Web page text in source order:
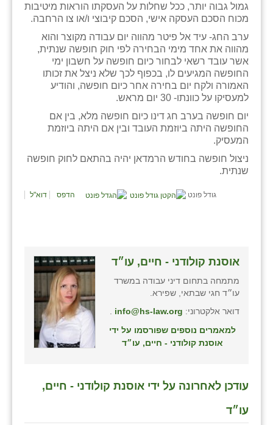
גמול גבוה יותר, ככל שחלות על העסקתו הוראות מיטיבות
מכוח הסכם העסקה אישי, הסכם קיבוצי ו/או צו הרחבה.
ערב החג- עיד אל פיטר מהווה יום עבודה מקוצר והוא
מהווה את אחד מימי הבחירה לפי חוק חופשה שנתית,
אשר עובד רשאי לבחור כיום חופשה על חשבון ימי
החופשה המגיעים לו, בכפוף לכך שלא ניצל את זכותו
האמורה ולקח יום בחירה אחר כיום חופשה, והודיע
למעסיקו על כוונתו- 30 יום מראש.
יום חופשה בערב חג דינו כיום חופשה מלא, בין אם
החופשה היתה ביוזמת העובד ובין אם היתה ביוזמת
המעסיק.
ניצול חופשה בחודש הרמדאן יהיה בהתאם לחוק חופשה
שנתית.
גודל פונט הדפס דוא"ל
אוסנת קולודני - חיים, עו״ד
מתמחה בתחום דיני עבודה במשרד
עו״ד חגי שבתאי, שפירא.
דואר אלקטרוני: info@hs-law.org
למאמרים נוספים שפורסמו על ידי
אוסנת קולודני - חיים, עו״ד
עודכן לאחרונה על ידי אוסנת קולודני - חיים,
עו״ד
יבול (מורג)
יקנעם
כליל
יד השמונה
כפר אביב
כפר ביאליק
כפר הרי״ף
כפר סבא (אגרא)
כפר שמריהו
מגשימים
נאות הכיכר